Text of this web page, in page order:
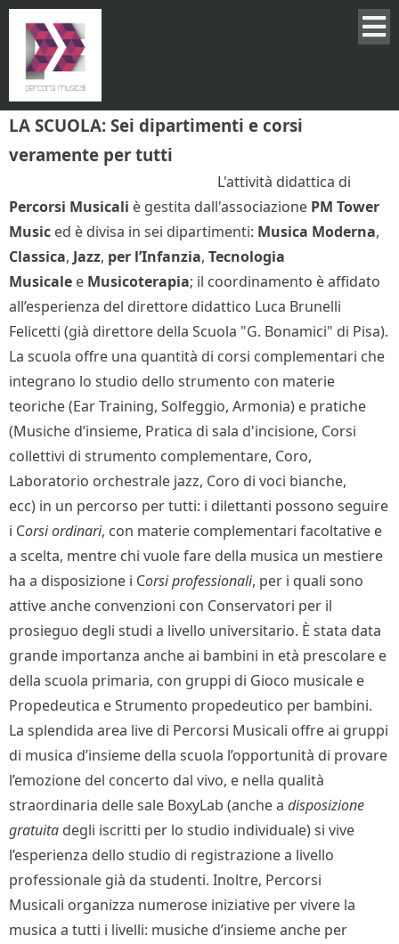
LA SCUOLA: Sei dipartimenti e corsi
veramente per tutti
L'attività didattica di
Percorsi Musicali è gestita dall'associazione PM Tower
Music ed è divisa in sei dipartimenti: Musica Moderna,
Classica, Jazz, per l’Infanzia, Tecnologia
Musicale e Musicoterapia; il coordinamento è affidato
all’esperienza del direttore didattico Luca Brunelli
Felicetti (già direttore della Scuola "G. Bonamici" di Pisa).
La scuola offre una quantità di corsi complementari che
integrano lo studio dello strumento con materie
teoriche (Ear Training, Solfeggio, Armonia) e pratiche
(Musiche d’insieme, Pratica di sala d'incisione, Corsi
collettivi di strumento complementare, Coro,
Laboratorio orchestrale jazz, Coro di voci bianche,
ecc) in un percorso per tutti: i dilettanti possono seguire
i Corsi ordinari, con materie complementari facoltative e
a scelta, mentre chi vuole fare della musica un mestiere
ha a disposizione i Corsi professionali, per i quali sono
attive anche convenzioni con Conservatori per il
prosieguo degli studi a livello universitario. È stata data
grande importanza anche ai bambini in età prescolare e
della scuola primaria, con gruppi di Gioco musicale e
Propedeutica e Strumento propedeutico per bambini.
La splendida area live di Percorsi Musicali offre ai gruppi
di musica d’insieme della scuola l’opportunità di provare
l’emozione del concerto dal vivo, e nella qualità
straordinaria delle sale BoxyLab (anche a disposizione
gratuita degli iscritti per lo studio individuale) si vive
l’esperienza dello studio di registrazione a livello
professionale già da studenti. Inoltre, Percorsi
Musicali organizza numerose iniziative per vivere la
musica a tutti i livelli: musiche d’insieme anche per